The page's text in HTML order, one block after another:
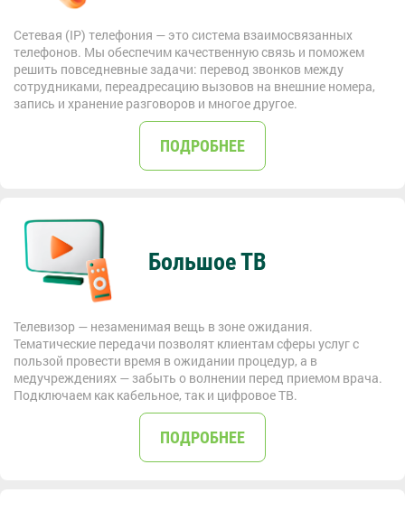
Сетевая (IP) телефония — это система взаимосвязанных
телефонов. Мы обеспечим качественную связь и поможем
решить повседневные задачи: перевод звонков между
сотрудниками, переадресацию вызовов на внешние номера,
запись и хранение разговоров и многое другое.
ПОДРОБНЕЕ
Большое ТВ
Телевизор — незаменимая вещь в зоне ожидания.
Тематические передачи позволят клиентам сферы услуг с
пользой провести время в ожидании процедур, а в
медучреждениях — забыть о волнении перед приемом врача.
Подключаем как кабельное, так и цифровое ТВ.
ПОДРОБНЕЕ